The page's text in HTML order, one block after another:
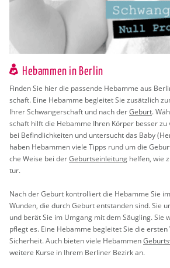
Hebammen in Berlin
Fin­den Sie hier die pas­sen­de Heb­am­me aus
schaft. Eine Heb­am­me be­glei­tet Sie zu­sätz­lich
Ihrer Schwan­ger­schaft und nach derGe­burt.
schaft hilft die Heb­am­me Ihren Kör­per bes­ser
bei Be­find­lich­kei­ten und un­ter­sucht das Baby
haben Heb­am­men viele Tipps rund um die
che Weise bei derGe­burts­ein­lei­tung hel­fen, wie
tur.
Nach der Ge­burt kon­trol­liert die Heb­am­me Sie
Wun­den, die durch Ge­burt ent­stan­den sind. Sie
und berät Sie im Um­gang mit dem Säug­ling. Sie
pflegt es. Eine Heb­am­me be­glei­tet Sie die
Si­cher­heit. Auch bie­ten viele Heb­am­men
wei­te­re Kurse in Ihrem Ber­li­ner Be­zirk an.